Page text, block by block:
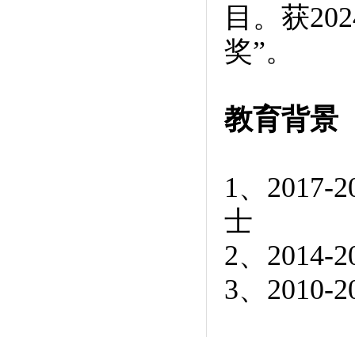
目。获
奖”。
教育背景
1、2017-
士
2、2014-
3、2010-